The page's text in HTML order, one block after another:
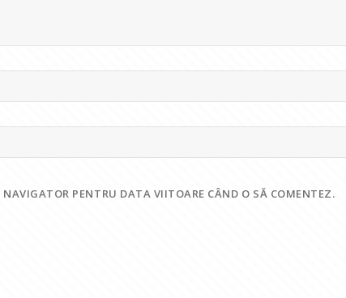
PENTRU DATA VIITOARE CÂND O SĂ COMENTEZ.